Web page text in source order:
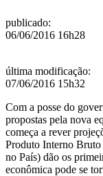
publicado:
06/06/2016 16h28
última modificação:
07/06/2016 15h32
Com a posse do
propostas pela nova
começa a rever
Produto Interno Bruto
no País) dão os
econômica pode se